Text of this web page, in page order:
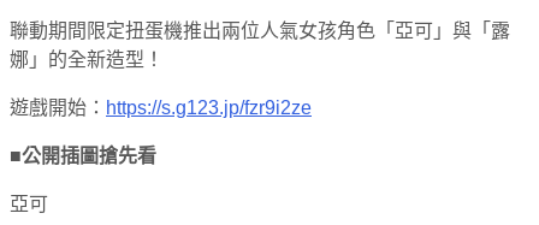
聯動期間限定扭蛋機推出兩位人氣女孩角色「亞可」與「露
娜」的全新造型！
遊戲開始： https://s.g123.jp/fzr9i2ze
■公開插圖搶先看
亞可